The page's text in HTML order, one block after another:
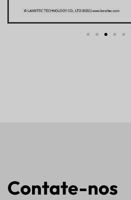
Contate-nos